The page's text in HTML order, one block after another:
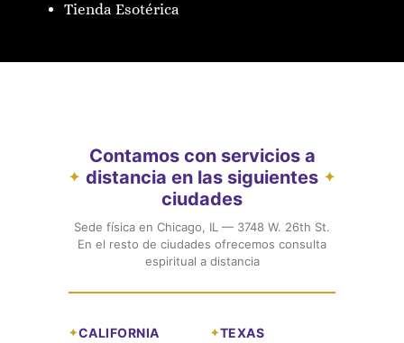
Tienda Esotérica
✦
Contamos con servicios a
distancia en las siguientes
ciudades
✦
Sede física en Chicago, IL — 3748 W. 26th St.
En el resto de ciudades ofrecemos consulta
espiritual a distancia
CALIFORNIA TEXAS